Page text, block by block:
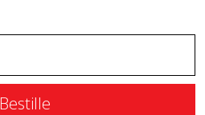
Bestille